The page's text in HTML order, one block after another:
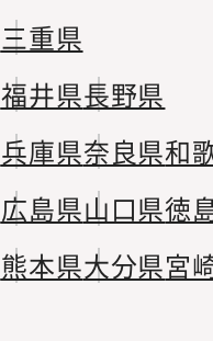
三重県
福井県長野県
兵庫県奈良県和
広島県山口県徳
熊本県大分県宮